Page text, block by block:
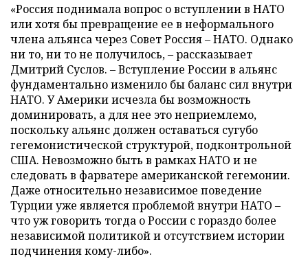
«Россия поднимала вопрос о вступлении в НАТО
или хотя бы превращение ее в неформального
члена альянса через Совет Россия – НАТО. Однако
ни то, ни то не получилось, – рассказывает
Дмитрий Суслов. – Вступление России в альянс
фундаментально изменило бы баланс сил внутри
НАТО. У Америки исчезла бы возможность
доминировать, а для нее это неприемлемо,
поскольку альянс должен оставаться сугубо
гегемонистической структурой, подконтрольной
США. Невозможно быть в рамках НАТО и не
следовать в фарватере американской гегемонии.
Даже относительно независимое поведение
Турции уже является проблемой внутри НАТО –
что уж говорить тогда о России с гораздо более
независимой политикой и отсутствием истории
подчинения кому-либо».